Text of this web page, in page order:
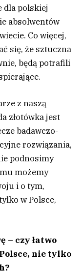
dla polskiej
absolwentów
Co więcej,
się, że sztuczna
będą potrafili
z naszą
złotówka jest
badawczo-
rozwiązania,
podnosimy
możemy
i o tym,
w Polsce,
– czy łatwo
nie tylko